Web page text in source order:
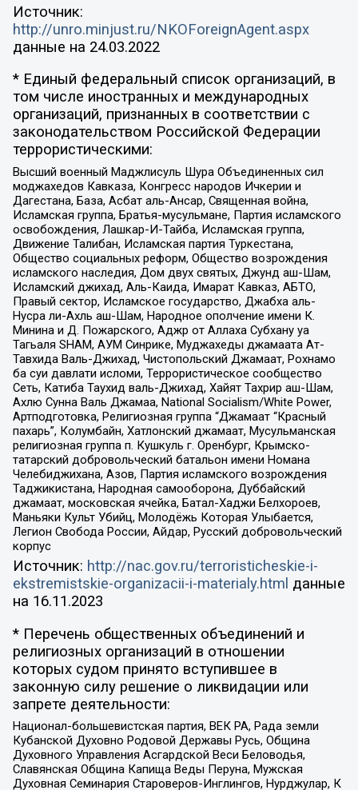
Источник:
http://unro.minjust.ru/NKOForeignAgent.aspx
данные на 24.03.2022
* Единый федеральный список организаций, в
том числе иностранных и международных
организаций, признанных в соответствии с
законодательством Российской Федерации
террористическими:
Высший военный Маджлисуль Шура Объединенных сил
моджахедов Кавказа, Конгресс народов Ичкерии и
Дагестана, База, Асбат аль-Ансар, Священная война,
Исламская группа, Братья-мусульмане, Партия исламского
освобождения, Лашкар-И-Тайба, Исламская группа,
Движение Талибан, Исламская партия Туркестана,
Общество социальных реформ, Общество возрождения
исламского наследия, Дом двух святых, Джунд аш-Шам,
Исламский джихад, Аль-Каида, Имарат Кавказ, АБТО,
Правый сектор, Исламское государство, Джабха аль-
Нусра ли-Ахль аш-Шам, Народное ополчение имени К.
Минина и Д. Пожарского, Аджр от Аллаха Субхану уа
Тагьаля SHAM, АУМ Синрике, Муджахеды джамаата Ат-
Тавхида Валь-Джихад, Чистопольский Джамаат, Рохнамо
ба суи давлати исломи, Террористическое сообщество
Сеть, Катиба Таухид валь-Джихад, Хайят Тахрир аш-Шам,
Ахлю Сунна Валь Джамаа, National Socialism/White Power,
Артподготовка, Религиозная группа “Джамаат “Красный
пахарь”, Колумбайн, Хатлонский джамаат, Мусульманская
религиозная группа п. Кушкуль г. Оренбург, Крымско-
татарский добровольческий батальон имени Номана
Челебиджихана, Азов, Партия исламского возрождения
Таджикистана, Народная самооборона, Дуббайский
джамаат, московская ячейка, Батал-Хаджи Белхороев,
Маньяки Культ Убийц, Молодёжь Которая Улыбается,
Легион Свобода России, Айдар, Русский добровольческий
корпус
Источник: http://nac.gov.ru/terroristicheskie-i-
ekstremistskie-organizacii-i-materialy.html данные
на 16.11.2023
* Перечень общественных объединений и
религиозных организаций в отношении
которых судом принято вступившее в
законную силу решение о ликвидации или
запрете деятельности:
Национал-большевистская партия, ВЕК РА, Рада земли
Кубанской Духовно Родовой Державы Русь, Община
Духовного Управления Асгардской Веси Беловодья,
Славянская Община Капища Веды Перуна, Мужская
Духовная Семинария Староверов-Инглингов, Нурджулар, К